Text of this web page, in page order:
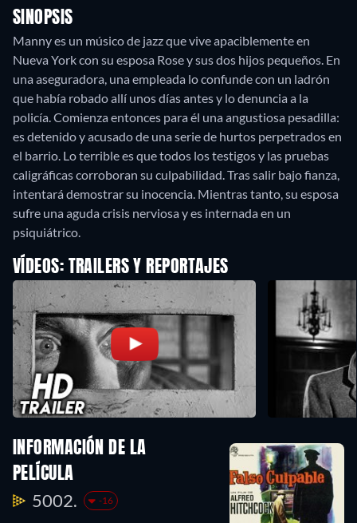
SINOPSIS
Manny es un músico de jazz que vive apaciblemente en
Nueva York con su esposa Rose y sus dos hijos pequeños. En
una aseguradora, una empleada lo confunde con un ladrón
que había robado allí unos días antes y lo denuncia a la
policía. Comienza entonces para él una angustiosa pesadilla:
es detenido y acusado de una serie de hurtos perpetrados en
el barrio. Lo terrible es que todos los testigos y las pruebas
caligráficas corroboran su culpabilidad. Tras salir bajo fianza,
intentará demostrar su inocencia. Mientras tanto, su esposa
sufre una aguda crisis nerviosa y es internada en un
psiquiátrico.
VÍDEOS: TRAILERS Y REPORTAJES
INFORMACIÓN DE LA
PELÍCULA
5002. -16